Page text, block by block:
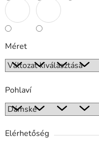
Méret
Pohlaví
Elérhetőség